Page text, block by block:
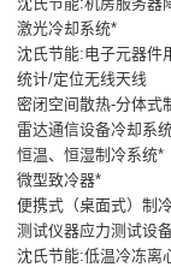
激光冷却系统*
沈氏节能:电子元器件
统计/定位无线天线
密闭空间散热-分体式
雷达通信设备冷却系
恒温、恒湿制冷系统*
微型致冷器*
便携式（桌面式）制
测试仪器应力测试设
沈氏节能:低温冷冻离